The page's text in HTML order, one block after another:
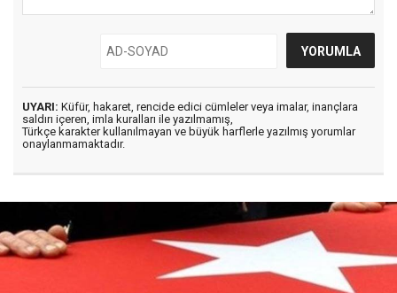
UYARI: Küfür, hakaret, rencide edici cümleler veya imalar, inançlara
saldırı içeren, imla kuralları ile yazılmamış,
Türkçe karakter kullanılmayan ve büyük harflerle yazılmış yorumlar
onaylanmamaktadır.